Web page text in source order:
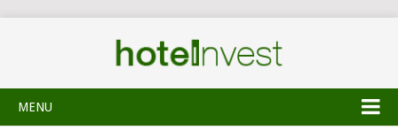
MENU